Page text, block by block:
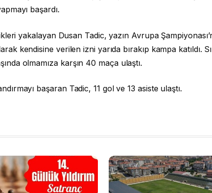
başardı.
yakalayan Dusan Tadic, yazın Avrupa
kendisine verilen izni yarıda bırakıp kampa katıldı.
olmamıza karşın 40 maça ulaştı.
başaran Tadic, 11 gol ve 13 asiste ulaştı.